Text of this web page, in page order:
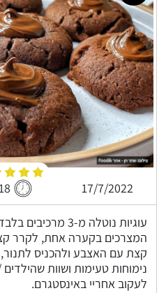
17/7/2022
18
עוגיות נוטלה מ-3
המצרכים בקערה אחת, לקרר
קצת עם האצבע ולהכניס לתנור,
נימוחות טעימות ושוות
לעקוב אחריי באינסטגרם.